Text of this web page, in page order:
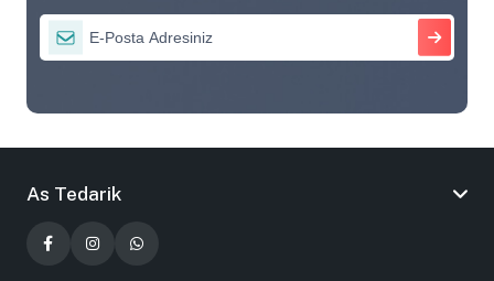
As Tedarik